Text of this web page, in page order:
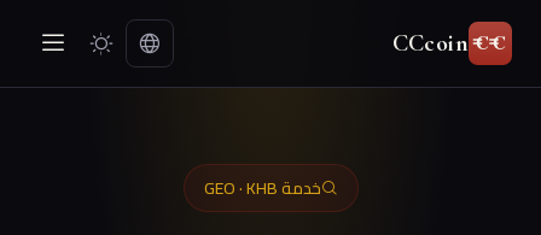
CCcoin
خدمة GEO · KHB